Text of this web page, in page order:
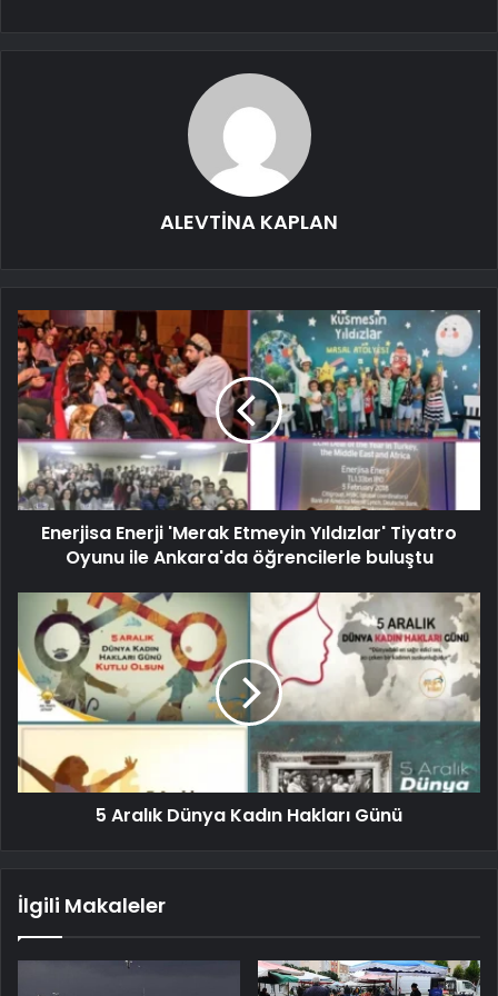
ALEVTİNA KAPLAN
Enerjisa Enerji 'Merak Etmeyin Yıldızlar' Tiyatro
Oyunu ile Ankara'da öğrencilerle buluştu
5 Aralık Dünya Kadın Hakları Günü
İlgili Makaleler